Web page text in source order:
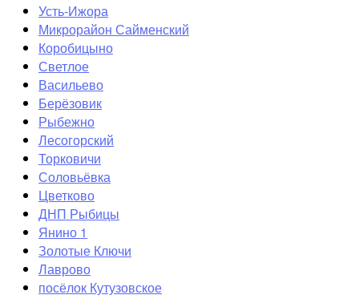
Усть-Ижора
Микрорайон Сайменский
Коробицыно
Светлое
Васильево
Берёзовик
Рыбежно
Лесогорский
Торковичи
Соловьёвка
Цветково
ДНП Рыбицы
Янино 1
Золотые Ключи
Лаврово
посёлок Кутузовское